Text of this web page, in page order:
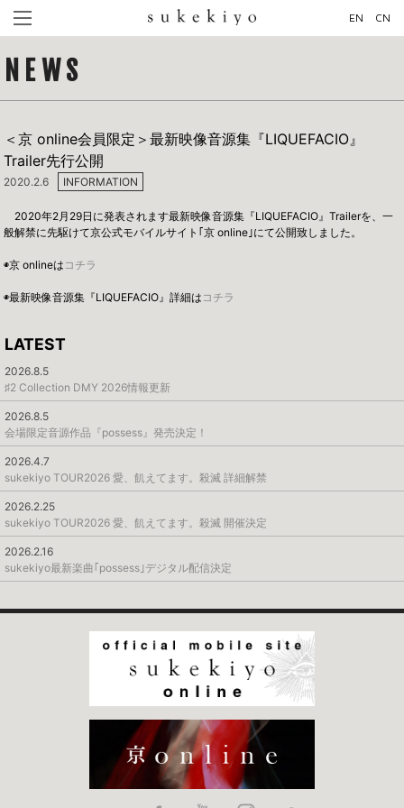
EN CN
NEWS
＜京 online会員限定＞最新映像音源集『LIQUEFACIO』
Trailer先行公開
2020.2.6 INFORMATION
2020年2月29日に発表されます最新映像音源集『LIQUEFACIO』Trailerを、一
般解禁に先駆けて京公式モバイルサイト｢京 online｣にて公開致しました。
◉京 onlineは コチラ
◉最新映像音源集『LIQUEFACIO』詳細は コチラ
LATEST
2026.8.5
♯2 Collection DMY 2026情報更新
2026.8.5
会場限定音源作品『possess』発売決定！
2026.4.7
sukekiyo TOUR2026 愛、飢えてます。殺滅 詳細解禁
2026.2.25
sukekiyo TOUR2026 愛、飢えてます。殺滅 開催決定
2026.2.16
sukekiyo最新楽曲｢possess｣デジタル配信決定